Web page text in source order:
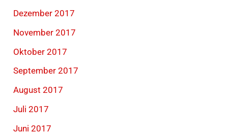
Dezember 2017
November 2017
Oktober 2017
September 2017
August 2017
Juli 2017
Juni 2017